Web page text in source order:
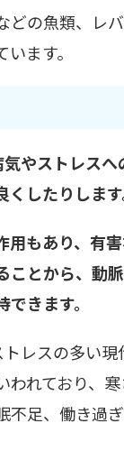
どの魚類、レ
ます。
気やストレス
したりします
用もあり、有
ことから、動
きます。
トレスの多い
れており、寒
不足、働き過